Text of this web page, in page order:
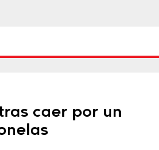
caer por un